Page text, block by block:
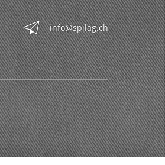
info@spilag.ch